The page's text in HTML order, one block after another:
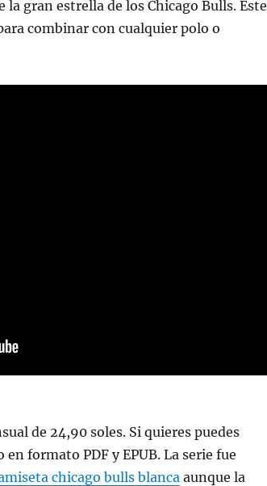
gran estrella de los Chicago Bulls. Este
combinar con cualquier polo o
de 24,90 soles. Si quieres puedes
formato PDF y EPUB. La serie fue
chicago bulls blanca aunque la